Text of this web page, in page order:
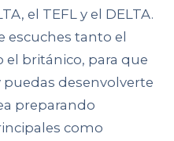
el TEFL y el DELTA.
escuches tanto el
británico, para que
desenvolverte
preparando
como